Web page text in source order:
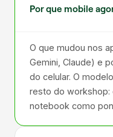
Por que mobile
O que mudou nos
Gemini, Claude) e
do celular. O
resto do workshop:
notebook como